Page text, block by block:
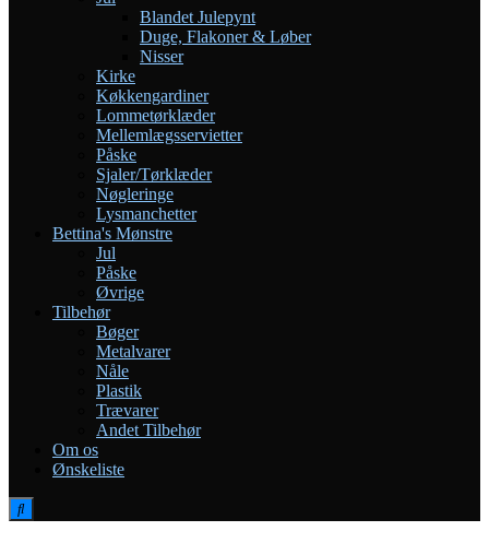
Blandet Julepynt
Duge, Flakoner & Løber
Nisser
Kirke
Køkkengardiner
Lommetørklæder
Mellemlægsservietter
Påske
Sjaler/Tørklæder
Nøgleringe
Lysmanchetter
Bettina's Mønstre
Jul
Påske
Øvrige
Tilbehør
Bøger
Metalvarer
Nåle
Plastik
Trævarer
Andet Tilbehør
Om os
Ønskeliste